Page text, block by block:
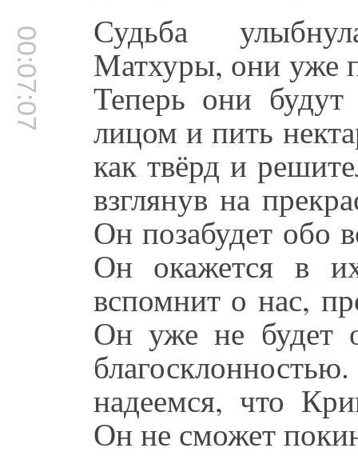
00:07:07 Судьба
Матхуры, они уже
Теперь они
лицом и пить
как твёрд и
взглянув на
Он позабудет обо
Он окажется в
вспомнит о нас,
Он уже не будет
надеемся, что
Он не сможет